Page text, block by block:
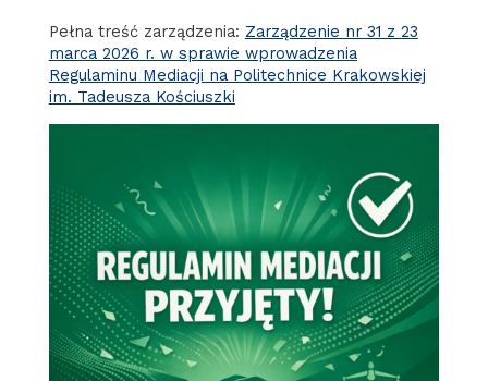
Pełna treść zarządzenia: Zarządzenie nr 31 z 23
marca 2026 r. w sprawie wprowadzenia
Regulaminu Mediacji na Politechnice Krakowskiej
im. Tadeusza Kościuszki